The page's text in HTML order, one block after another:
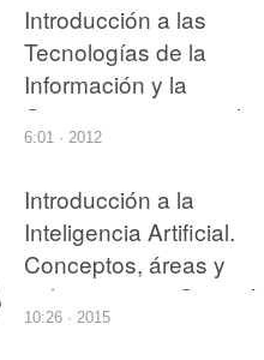
Introducción a las
Tecnologías de la
Información y la
Comunicaciones en la
Educación
6:01 · 2012
Introducción a la
Inteligencia Artificial.
Conceptos, áreas y
aplicaciones. ¿Se está
utilizando la tecnología
10:26 · 2015